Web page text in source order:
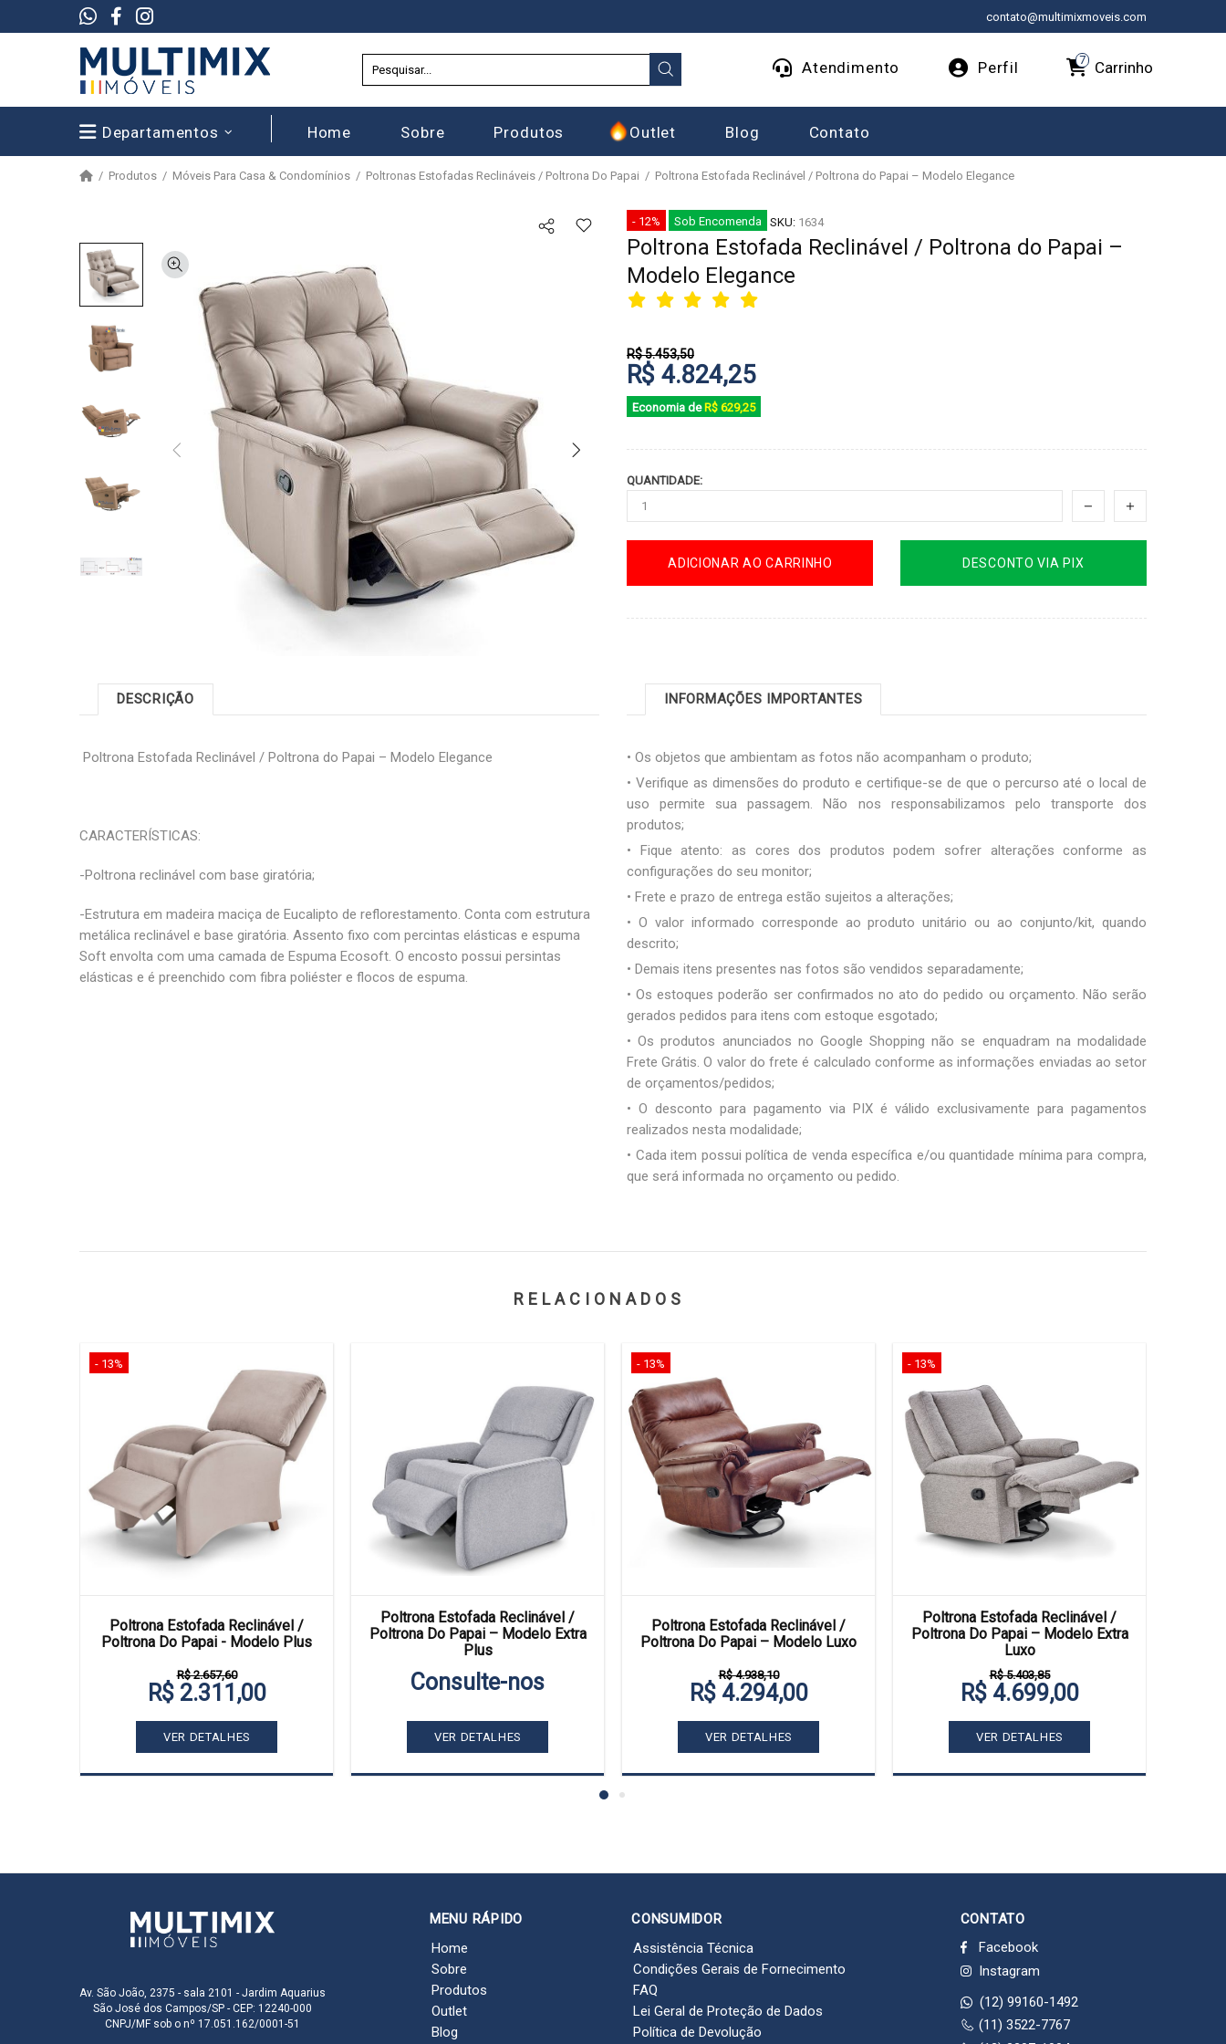
contato@multimixmoveis.com
Atendimento Perfil Carrinho
7
Departamentos Home Sobre Produtos Outlet Blog Contato
Produtos Móveis Para Casa & Condomínios Poltronas Estofadas Reclináveis / Poltrona Do Papai Poltrona Estofada Reclinável / Poltrona do Papai – Modelo Elegance
- 12% Sob Encomenda SKU: 1634
Poltrona Estofada Reclinável / Poltrona do Papai –
Modelo Elegance
R$ 5.453,50
R$ 4.824,25
Economia de R$ 629,25
QUANTIDADE:
ADICIONAR AO CARRINHO DESCONTO VIA PIX
DESCRIÇÃO
Poltrona Estofada Reclinável / Poltrona do Papai – Modelo Elegance
CARACTERÍSTICAS:
-Poltrona reclinável com base giratória;
-Estrutura em madeira maciça de Eucalipto de reflorestamento. Conta com estrutura
metálica reclinável e base giratória. Assento fixo com percintas elásticas e espuma
Soft envolta com uma camada de Espuma Ecosoft. O encosto possui persintas
elásticas e é preenchido com fibra poliéster e flocos de espuma.
INFORMAÇÕES IMPORTANTES
• Os objetos que ambientam as fotos não acompanham o produto;
• Verifique as dimensões do produto e certifique-se de que o percurso até o local de
uso permite sua passagem. Não nos responsabilizamos pelo transporte dos
produtos;
• Fique atento: as cores dos produtos podem sofrer alterações conforme as
configurações do seu monitor;
• Frete e prazo de entrega estão sujeitos a alterações;
• O valor informado corresponde ao produto unitário ou ao conjunto/kit, quando
descrito;
• Demais itens presentes nas fotos são vendidos separadamente;
• Os estoques poderão ser confirmados no ato do pedido ou orçamento. Não serão
gerados pedidos para itens com estoque esgotado;
• Os produtos anunciados no Google Shopping não se enquadram na modalidade
Frete Grátis. O valor do frete é calculado conforme as informações enviadas ao setor
de orçamentos/pedidos;
• O desconto para pagamento via PIX é válido exclusivamente para pagamentos
realizados nesta modalidade;
• Cada item possui política de venda específica e/ou quantidade mínima para compra,
que será informada no orçamento ou pedido.
RELACIONADOS
- 13%
Poltrona Estofada Reclinável /
Poltrona Do Papai - Modelo Plus
R$ 2.657,60
R$ 2.311,00
VER DETALHES
Poltrona Estofada Reclinável /
Poltrona Do Papai – Modelo Extra
Plus
Consulte-nos
VER DETALHES
- 13%
Poltrona Estofada Reclinável /
Poltrona Do Papai – Modelo Luxo
R$ 4.938,10
R$ 4.294,00
VER DETALHES
- 13%
Poltrona Estofada Reclinável /
Poltrona Do Papai – Modelo Extra
Luxo
R$ 5.403,85
R$ 4.699,00
VER DETALHES
Av. São João, 2375 - sala 2101 - Jardim Aquarius
São José dos Campos/SP - CEP: 12240-000
CNPJ/MF sob o nº 17.051.162/0001-51
MENU RÁPIDO
Home
Sobre
Produtos
Outlet
Blog
CONSUMIDOR
Assistência Técnica
Condições Gerais de Fornecimento
FAQ
Lei Geral de Proteção de Dados
Política de Devolução
CONTATO
Facebook
Instagram
(12) 99160-1492
(11) 3522-7767